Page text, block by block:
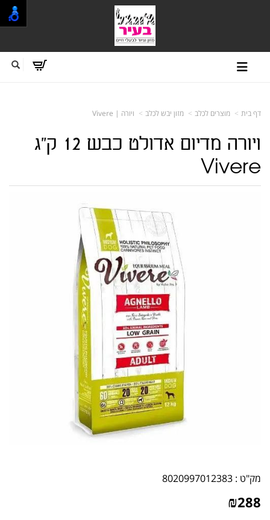
דף בית מוצרים לכלב מזון יבש לכלב ויורה | Vivere
ויורה מדיום אדולט כבש 12 ק"ג
Vivere
מק"ט : 8020997012383
₪288